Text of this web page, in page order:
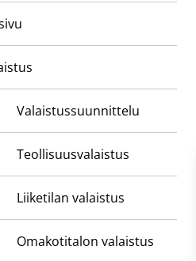
Valaistussuunnittelu
Teollisuusvalaistus
Liiketilan valaistus
Omakotitalon valaistus